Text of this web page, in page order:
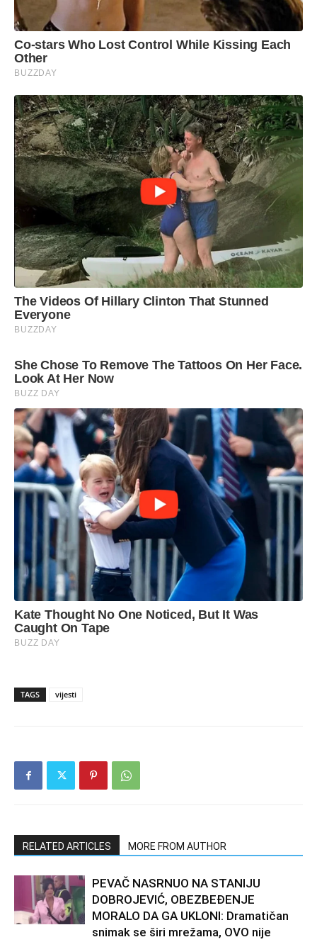
TAGS vijesti
RELATED ARTICLES MORE FROM AUTHOR
PEVAČ NASRNUO NA STANIJU
DOBROJEVIĆ, OBEZBEĐENJE
MORALO DA GA UKLONI: Dramatičan
snimak se širi mrežama, OVO nije